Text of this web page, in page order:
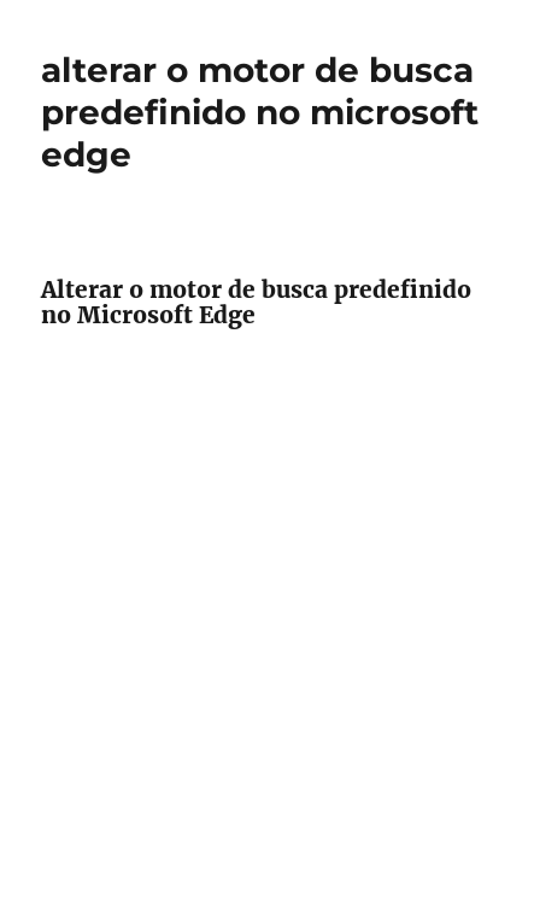
alterar o motor de busca
predefinido no microsoft
edge
Alterar o motor de busca predefinido
no Microsoft Edge